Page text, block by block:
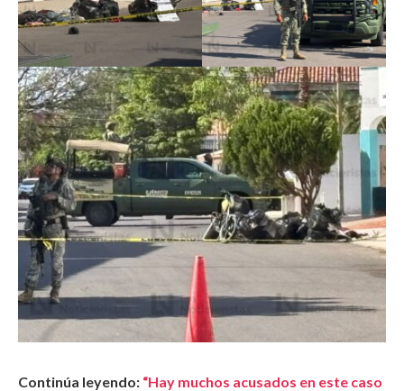
Continúa leyendo: “Hay muchos acusados en este caso